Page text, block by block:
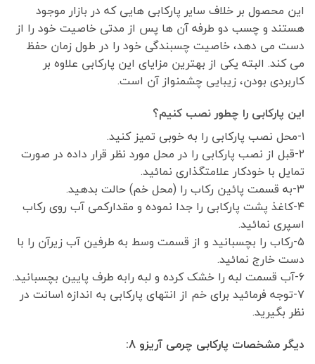
این محصول بر خلاف سایر پارکابی هایی که در بازار موجود
هستند و چسب دو طرفه آن ها پس از مدتی خاصیت خود را از
دست می دهد، خاصیت چسبندگی خود را در طول زمان حفظ
می کند. البته یکی از بهترین مزایای این پارکابی علاوه بر
کاربردی بودن، زیبایی چشمنواز آن است.
این پارکابی را چطور نصب کنیم؟
۱-محل نصب پارکابی را به خوبی تمیز کنید.
۲-قبل از نصب پارکابی را در محل مورد نظر قرار داده در صورت
تمایل با خودکار علامتگذاری نمائید.
۳-به قسمت پائین رکاب را (محل خم) حالت بدهید.
۴-کاغذ پشت پارکابی را جدا نموده و مقدارکمی آب روی رکاب
اسپری نمائید.
۵-رکاب را بچسبانید و از قسمت وسط به طرفین آب زیرآن را با
دست خارج نمائید.
۶-آب قسمت لبه را خشک کرده و لبه رابه طرف پایین بچسبانید.
۷-توجه فرمائید برای خم از انتهای پارکابی به اندازه ۱سانت در
نظر بگیرید.
دیگر مشخصات پارکابی چرمی آریزو 8
: